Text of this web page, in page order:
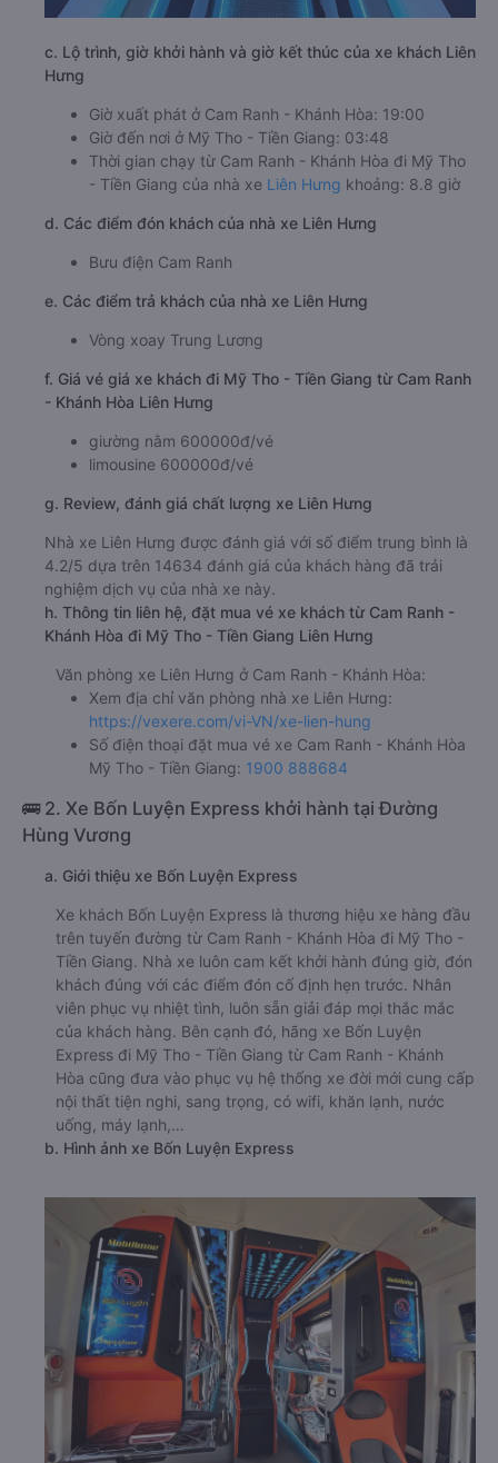
c. Lộ trình, giờ khởi hành và giờ kết thúc của xe khách Liên
Hưng
Giờ xuất phát ở Cam Ranh - Khánh Hòa: 19:00
Giờ đến nơi ở Mỹ Tho - Tiền Giang: 03:48
Thời gian chạy từ Cam Ranh - Khánh Hòa đi Mỹ Tho
- Tiền Giang của nhà xe Liên Hưng khoảng: 8.8 giờ
d. Các điểm đón khách của nhà xe Liên Hưng
Bưu điện Cam Ranh
e. Các điểm trả khách của nhà xe Liên Hưng
Vòng xoay Trung Lương
f. Giá vé giá xe khách đi Mỹ Tho - Tiền Giang từ Cam Ranh
- Khánh Hòa Liên Hưng
giường nằm 600000đ/vé
limousine 600000đ/vé
g. Review, đánh giá chất lượng xe Liên Hưng
Nhà xe Liên Hưng được đánh giá với số điểm trung bình là
4.2/5 dựa trên 14634 đánh giá của khách hàng đã trải
nghiệm dịch vụ của nhà xe này.
h. Thông tin liên hệ, đặt mua vé xe khách từ Cam Ranh -
Khánh Hòa đi Mỹ Tho - Tiền Giang Liên Hưng
Văn phòng xe Liên Hưng ở Cam Ranh - Khánh Hòa:
Xem địa chỉ văn phòng nhà xe Liên Hưng:
https://vexere.com/vi-VN/xe-lien-hung
Số điện thoại đặt mua vé xe Cam Ranh - Khánh Hòa
Mỹ Tho - Tiền Giang: 1900 888684
🚌 2. Xe Bốn Luyện Express khởi hành tại Đường
Hùng Vương
a. Giới thiệu xe Bốn Luyện Express
Xe khách Bốn Luyện Express là thương hiệu xe hàng đầu
trên tuyến đường từ Cam Ranh - Khánh Hòa đi Mỹ Tho -
Tiền Giang. Nhà xe luôn cam kết khởi hành đúng giờ, đón
khách đúng với các điểm đón cố định hẹn trước. Nhân
viên phục vụ nhiệt tình, luôn sẵn giải đáp mọi thắc mắc
của khách hàng. Bên cạnh đó, hãng xe Bốn Luyện
Express đi Mỹ Tho - Tiền Giang từ Cam Ranh - Khánh
Hòa cũng đưa vào phục vụ hệ thống xe đời mới cung cấp
nội thất tiện nghi, sang trọng, có wifi, khăn lạnh, nước
uống, máy lạnh,…
b. Hình ảnh xe Bốn Luyện Express